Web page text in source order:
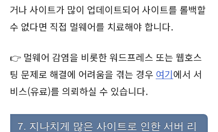
거나 사이트가 많이 업데이트되어 사이트를 롤백할
수 없다면 직접 멀웨어를 치료해야 합니다.
👉 멀웨어 감염을 비롯한 워드프레스 또는 웹호스
팅 문제로 해결에 어려움을 겪는 경우 여기에서 서
비스(유료)를 의뢰하실 수 있습니다.
7. 지나치게 많은 사이트로 인한 서버 리